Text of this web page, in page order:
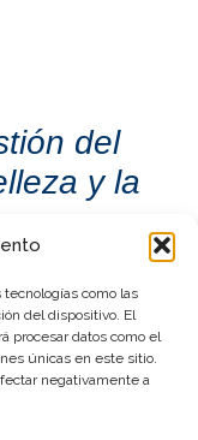
como las
del dispositivo. El
procesar datos como el
únicas en este sitio.
negativamente a
del
y la
653 72 72 72